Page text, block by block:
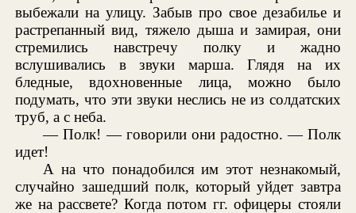
выбежали на улицу. Забыв про свое дезабилье и
растрепанный вид, тяжело дыша и замирая, они
стремились навстречу полку и жадно
вслушивались в звуки марша. Глядя на их
бледные, вдохновенные лица, можно было
подумать, что эти звуки неслись не из солдатских
труб, а с неба.
— Полк! — говорили они радостно. — Полк
идет!
А на что понадобился им этот незнакомый,
случайно зашедший полк, который уйдет завтра
же на рассвете? Когда потом гг. офицеры стояли